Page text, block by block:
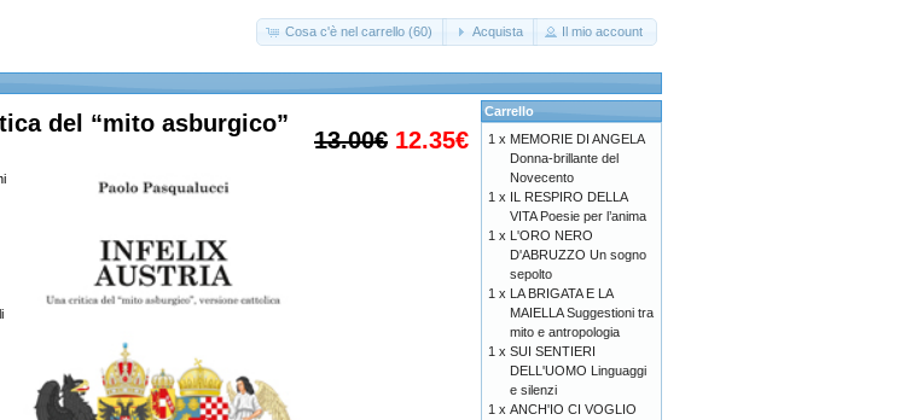
Cosa c'è nel carrello (60) Acquista Il mio account
13.00€ 12.35€
del “mito asburgico”
Carrello
1 x MEMORIE DI ANGELA
Donna-brillante del
Novecento
1 x IL RESPIRO DELLA
VITA Poesie per l’anima
1 x L'ORO NERO
D'ABRUZZO Un sogno
sepolto
1 x LA BRIGATA E LA
MAIELLA Suggestioni tra
mito e antropologia
1 x SUI SENTIERI
DELL'UOMO Linguaggi
e silenzi
1 x ANCH'IO CI VOGLIO